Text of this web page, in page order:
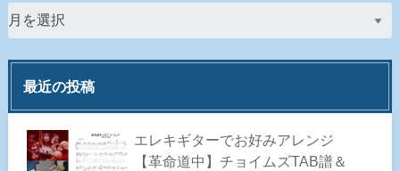
最近の投稿
エレキギターでお好みアレンジ
【革命道中】チョイムズTAB譜＆